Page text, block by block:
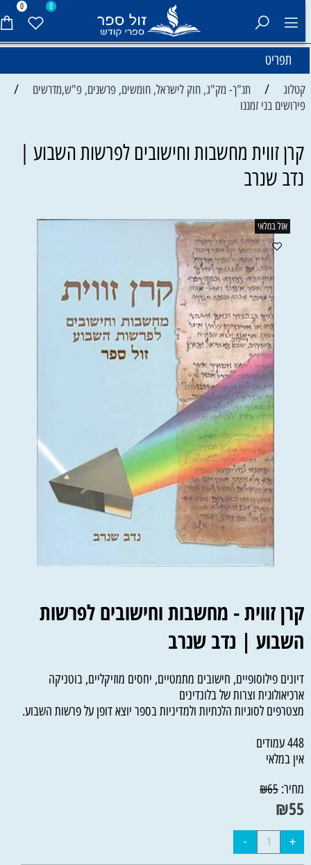
0 0
תפריט
קטלוג / תנ"ך- מק"ג, חוק לישראל, חומשים, פרשנים, פ"ש,מדרשים /
פירושים בני זמננו
קרן זווית מחשבות וחישובים לפרשות השבוע |
נדב שנרב
אזל במלאי
קרן זווית - מחשבות וחישובים לפרשות
השבוע | נדב שנרב
דיונים פילוסופיים, חישובים מתמטיים, יחסים מוזיקליים, בוטניקה
ארכיאולוגית וצרות של בלונדינים
מצטרפים לסוגיות הלכתיות ולמדיניות בספר יוצא דופן על פרשות השבוע.
448 עמודים
אין במלאי
מחיר:
₪65
₪55